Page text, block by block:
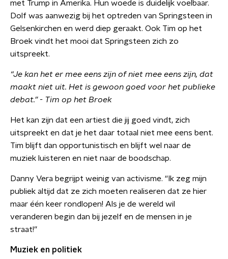
met Trump in Amerika. Hun woede is duidelijk voelbaar.
Dolf was aanwezig bij het optreden van Springsteen in
Gelsenkirchen en werd diep geraakt. Ook Tim op het
Broek vindt het mooi dat Springsteen zich zo
uitspreekt.
“Je kan het er mee eens zijn of niet mee eens zijn, dat
maakt niet uit. Het is gewoon goed voor het publieke
debat.” - Tim op het Broek
Het kan zijn dat een artiest die jij goed vindt, zich
uitspreekt en dat je het daar totaal niet mee eens bent.
Tim blijft dan opportunistisch en blijft wel naar de
muziek luisteren en niet naar de boodschap.
Danny Vera begrijpt weinig van activisme. “Ik zeg mijn
publiek altijd dat ze zich moeten realiseren dat ze hier
maar één keer rondlopen! Als je de wereld wil
veranderen begin dan bij jezelf en de mensen in je
straat!”
Muziek en politiek